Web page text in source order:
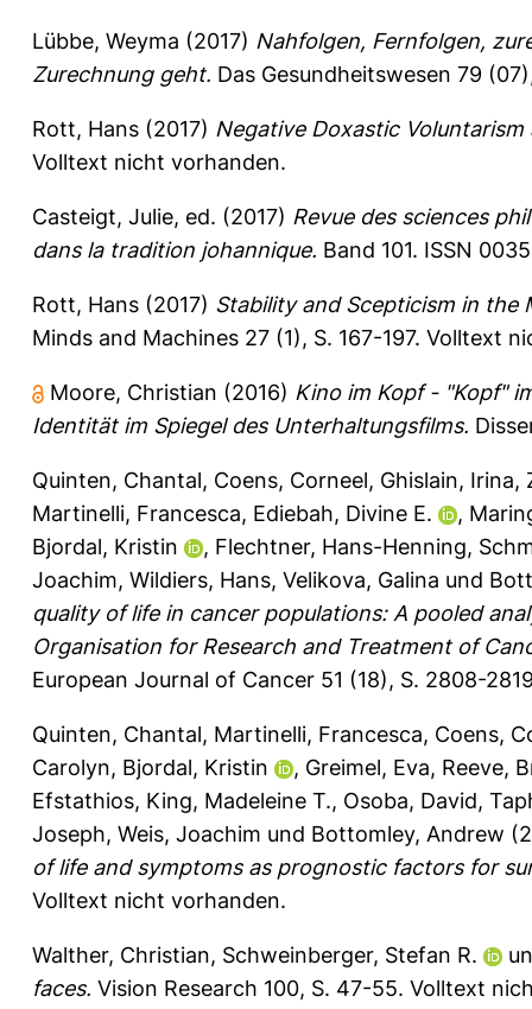
Lübbe, Weyma (2017) Nahfolgen, Fernfolgen,
Zurechnung geht. Das Gesundheitswesen 79
Rott, Hans (2017) Negative Doxastic
Volltext nicht vorhanden.
Casteigt, Julie, ed. (2017) Revue des sciences
dans la tradition johannique. Band 101. ISSN
Rott, Hans (2017) Stability and Scepticism in the
Minds and Machines 27 (1), S. 167-197. Volltext
Moore, Christian (2016) Kino im Kopf - "Kopf"
Identität im Spiegel des Unterhaltungsfilms.
Quinten, Chantal, Coens, Corneel, Ghislain, Irina,
Martinelli, Francesca, Ediebah, Divine E. ,
Bjordal, Kristin
, Flechtner, Hans-Henning,
Joachim, Wildiers, Hans, Velikova, Galina und
quality of life in cancer populations: A pooled
Organisation for Research and Treatment of
European Journal of Cancer 51 (18), S. 2808-
Quinten, Chantal, Martinelli, Francesca, Coens,
Carolyn, Bjordal, Kristin , Greimel, Eva, Reeve,
Efstathios, King, Madeleine T., Osoba, David,
Joseph, Weis, Joachim und Bottomley, Andrew
of life and symptoms as prognostic factors for
Volltext nicht vorhanden.
Walther, Christian, Schweinberger, Stefan R.
faces. Vision Research 100, S. 47-55. Volltext